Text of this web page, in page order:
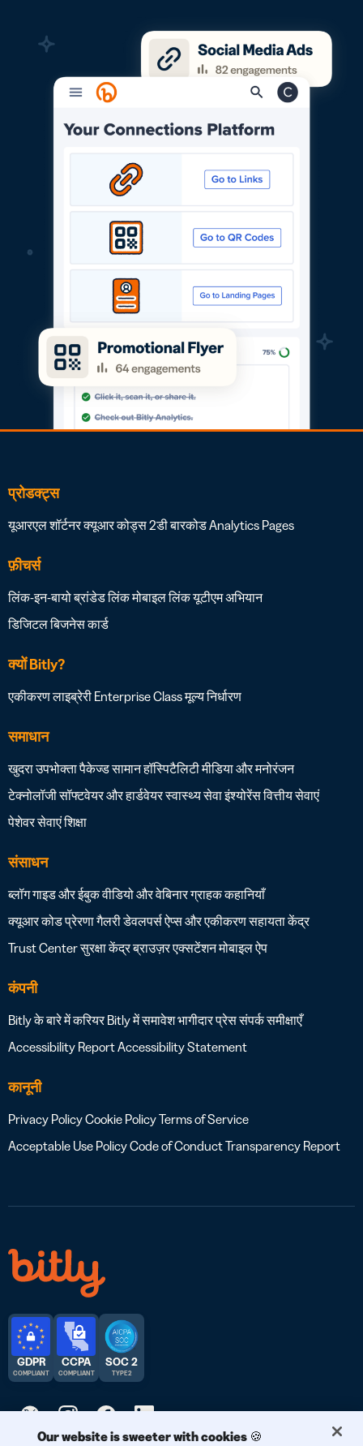
प्रोडक्ट्स
यूआरएल शॉर्टनरक्यूआर कोड्स2डी बारकोडAnalytics Pages
फ़ीचर्स
लिंक-इन-बायोब्रांडेड लिंकमोबाइल लिंकयूटीएम अभियान
डिजिटल बिजनेस कार्ड
क्यों Bitly?
एकीकरण लाइब्रेरी Enterprise Classमूल्य निर्धारण
समाधान
खुदराउपभोक्ता पैकेज्ड सामानहॉस्पिटैलिटीमीडिया और मनोरंजन
टेक्नोलॉजी सॉफ्टवेयर और हार्डवेयरस्वास्थ्य सेवाइंश्योरेंसवित्तीय सेवाएं
पेशेवर सेवाएंशिक्षा
संसाधन
ब्लॉगगाइड और ईबुकवीडियो और वेबिनारग्राहक कहानियाँ
क्यूआर कोड प्रेरणा गैलरीडेवलपर्सऐप्स और एकीकरणसहायता केंद्र
Trust Centerसुरक्षा केंद्रब्राउज़र एक्सटेंशनमोबाइल ऐप
कंपनी
Bitly के बारे मेंकरियर Bitly में समावेशभागीदारप्रेससंपर्कसमीक्षाएँ
Accessibility ReportAccessibility Statement
कानूनी
Privacy PolicyCookie PolicyTerms of Service
Acceptable Use PolicyCode of ConductTransparency Report
GDPR
COMPLIANT
CCPA
COMPLIANT
SOC 2
TYPE 2
Our website is sweeter with cookies 🍪